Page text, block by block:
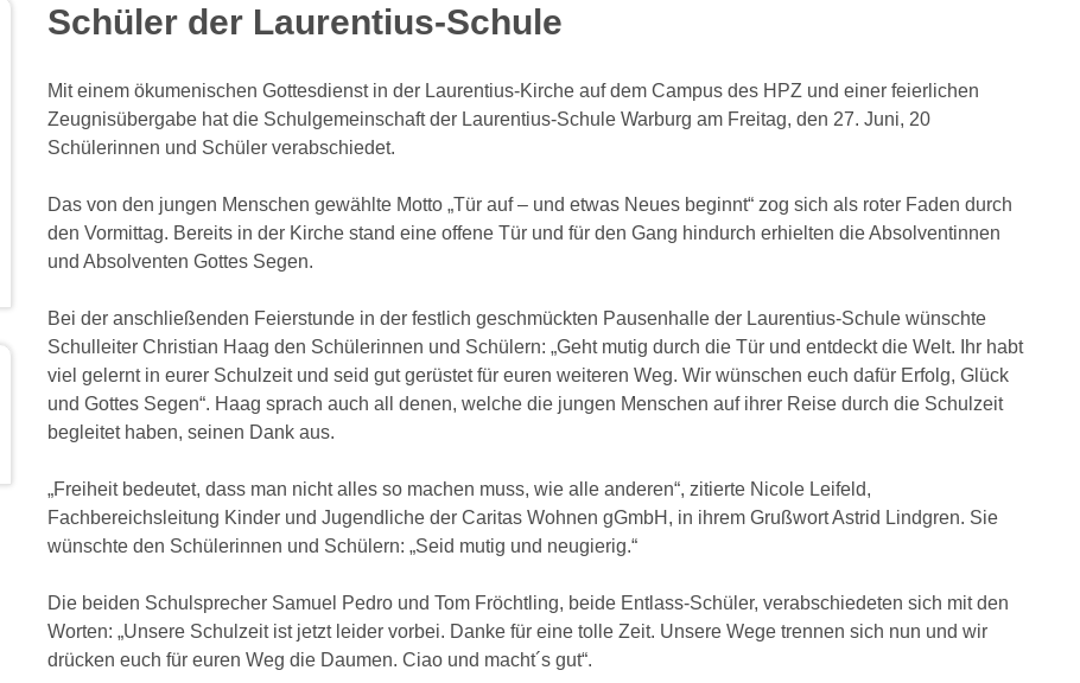
Schüler der Laurentius-Schule
Mit einem ökumenischen Gottesdienst in der Laurentius-Kirche auf dem Campus des HPZ und einer feierlichen
Zeugnisübergabe hat die Schulgemeinschaft der Laurentius-Schule Warburg am Freitag, den 27. Juni, 20
Schülerinnen und Schüler verabschiedet.
Das von den jungen Menschen gewählte Motto „Tür auf – und etwas Neues beginnt“ zog sich als roter Faden durch
den Vormittag. Bereits in der Kirche stand eine offene Tür und für den Gang hindurch erhielten die Absolventinnen
und Absolventen Gottes Segen.
Bei der anschließenden Feierstunde in der festlich geschmückten Pausenhalle der Laurentius-Schule wünschte
Schulleiter Christian Haag den Schülerinnen und Schülern: „Geht mutig durch die Tür und entdeckt die Welt. Ihr habt
viel gelernt in eurer Schulzeit und seid gut gerüstet für euren weiteren Weg. Wir wünschen euch dafür Erfolg, Glück
und Gottes Segen“. Haag sprach auch all denen, welche die jungen Menschen auf ihrer Reise durch die Schulzeit
begleitet haben, seinen Dank aus.
„Freiheit bedeutet, dass man nicht alles so machen muss, wie alle anderen“, zitierte Nicole Leifeld,
Fachbereichsleitung Kinder und Jugendliche der Caritas Wohnen gGmbH, in ihrem Grußwort Astrid Lindgren. Sie
wünschte den Schülerinnen und Schülern: „Seid mutig und neugierig.“
Die beiden Schulsprecher Samuel Pedro und Tom Fröchtling, beide Entlass-Schüler, verabschiedeten sich mit den
Worten: „Unsere Schulzeit ist jetzt leider vorbei. Danke für eine tolle Zeit. Unsere Wege trennen sich nun und wir
drücken euch für euren Weg die Daumen. Ciao und macht´s gut“.